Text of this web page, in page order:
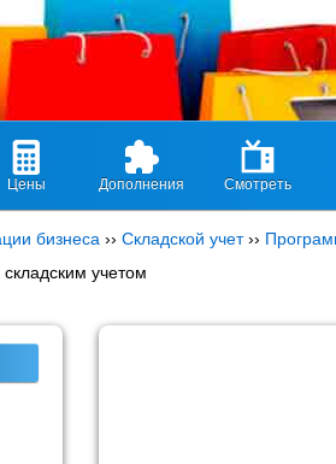
Цены Дополнения Смотреть
бизнеса ›› Складской учет››
учетом